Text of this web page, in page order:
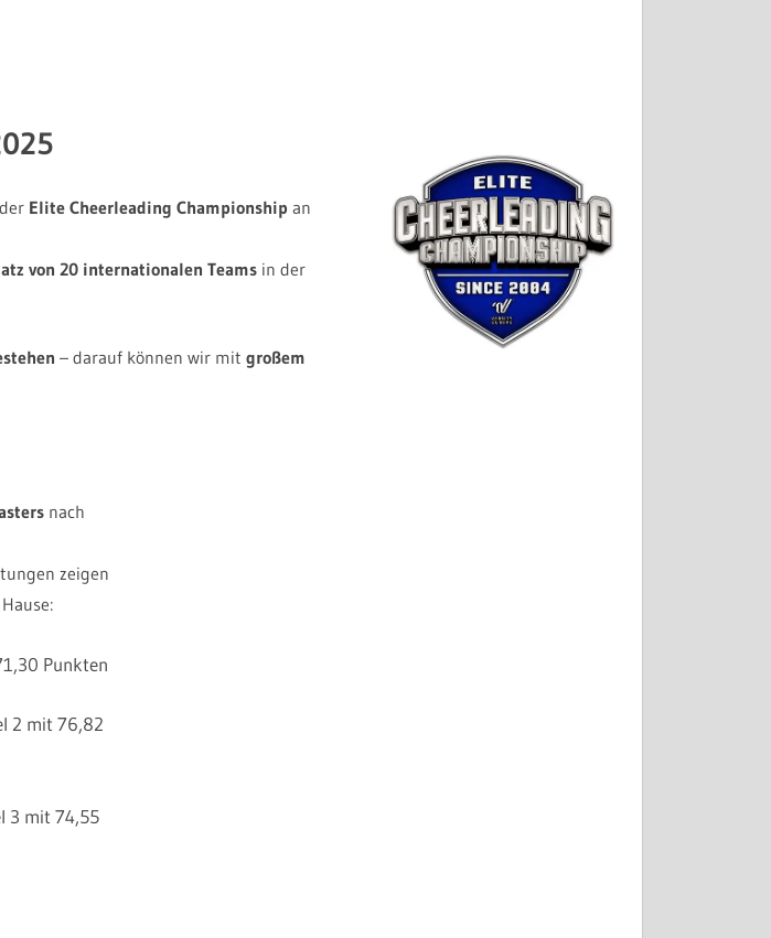
Elite Cheerleading Championship an
von 20 internationalen Teams in der
– darauf können wir mitgroßem
nach
zeigen
Punkten
2 mit 76,82
3 mit 74,55